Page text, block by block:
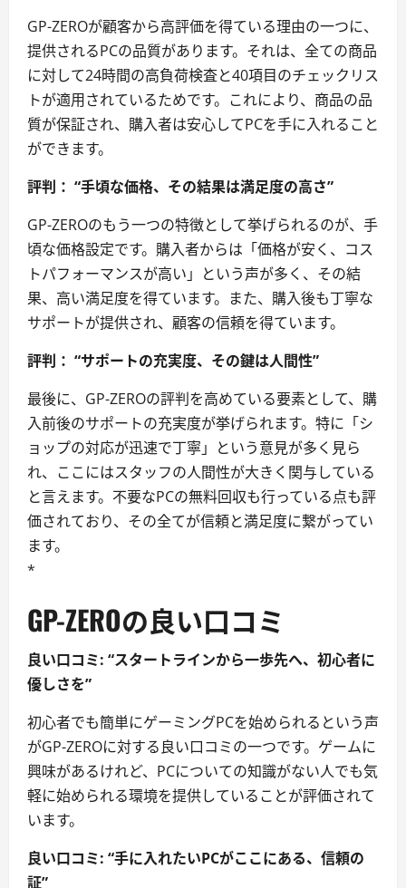
GP-ZEROが顧客から高評価を得ている理由の一つに、
提供されるPCの品質があります。それは、全ての商品
に対して24時間の高負荷検査と40項目のチェックリス
トが適用されているためです。これにより、商品の品
質が保証され、購入者は安心してPCを手に入れること
ができます。
評判： “手頃な価格、その結果は満足度の高さ”
GP-ZEROのもう一つの特徴として挙げられるのが、手
頃な価格設定です。購入者からは「価格が安く、コス
トパフォーマンスが高い」という声が多く、その結
果、高い満足度を得ています。また、購入後も丁寧な
サポートが提供され、顧客の信頼を得ています。
評判： “サポートの充実度、その鍵は人間性”
最後に、GP-ZEROの評判を高めている要素として、購
入前後のサポートの充実度が挙げられます。特に「シ
ョップの対応が迅速で丁寧」という意見が多く見ら
れ、ここにはスタッフの人間性が大きく関与している
と言えます。不要なPCの無料回収も行っている点も評
価されており、その全てが信頼と満足度に繋がってい
ます。
*
GP-ZEROの良い口コミ
良い口コミ: “スタートラインから一歩先へ、初心者に
優しさを”
初心者でも簡単にゲーミングPCを始められるという声
がGP-ZEROに対する良い口コミの一つです。ゲームに
興味があるけれど、PCについての知識がない人でも気
軽に始められる環境を提供していることが評価されて
います。
良い口コミ: “手に入れたいPCがここにある、信頼の
証”